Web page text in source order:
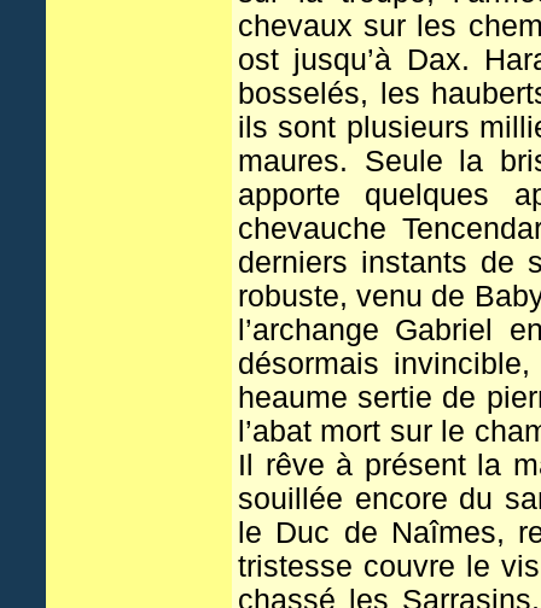
chevaux sur les
ost jusqu’à Dax.
bosselés, les
ils sont plusieurs
maures. Seule la
apporte quelques
chevauche
derniers instants de
robuste, venu de
l’archange Gabriel
désormais
heaume sertie de
l’abat mort sur le
Il rêve à présent la
souillée encore du
le Duc de Naîmes,
tristesse couvre le
chassé les